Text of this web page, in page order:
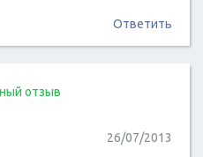
Ответить
отзыв
26/07/2013